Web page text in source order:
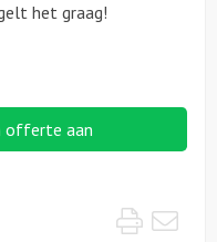
het graag!
offerte aan
Print